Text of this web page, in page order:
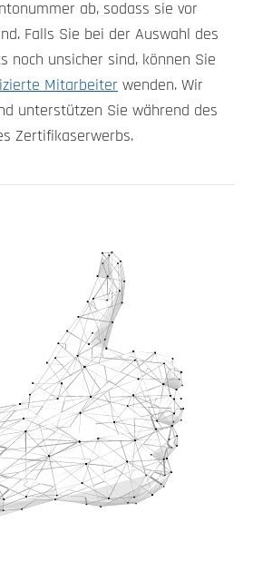
ab, sodass sie vor
Falls Sie bei der Auswahl des
noch unsicher sind, können Sie
Mitarbeiter wenden. Wir
unterstützen Sie während des
Zertifikaserwerbs.